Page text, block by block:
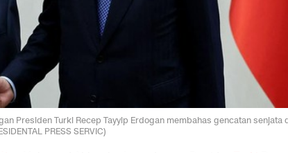
Presiden Turki Recep Tayyip Erdogan membahas gencatan senjata
PRESS SERVIC)